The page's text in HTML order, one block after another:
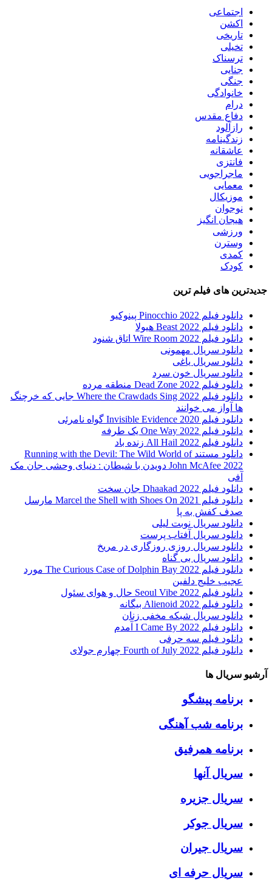
اجتماعی
اکشن
تاریخی
تخیلی
ترسناک
جنایی
جنگی
خانوادگی
درام
دفاع مقدس
رازآلود
زندگینامه
عاشقانه
فانتزی
ماجراجویی
معمایی
موزیکال
نوجوان
هیجان انگیز
ورزشی
وسترن
کمدی
کودک
جدیدترین های فیلم ترین
دانلود فیلم Pinocchio 2022 پینوکیو
دانلود فیلم Beast 2022 هیولا
دانلود فیلم Wire Room 2022 اتاق شنود
دانلود سریال مهمونی
دانلود سریال یاغی
دانلود سریال خون سرد
دانلود فیلم 2022 Dead Zone منطقه مرده
دانلود فیلم Where the Crawdads Sing 2022 جایی که خرچنگ
ها آواز می خوانند
دانلود فیلم 2020 Invisible Evidence گواه نامرئی
دانلود فیلم One Way 2022 یک طرفه
دانلود فیلم All Hail 2022 زنده باد
دانلود مستند Running with the Devil: The Wild World of
John McAfee 2022 دویدن با شیطان : دنیای وحشی جان مک
آفی
دانلود فیلم Dhaakad 2022 جان سخت
دانلود فیلم Marcel the Shell with Shoes On 2021 مارسل
صدف کفش به پا
دانلود سریال نوبت لیلی
دانلود سریال آفتاب پرست
دانلود سریال روزی روزگاری در مریخ
دانلود سریال بی گناه
دانلود فیلم The Curious Case of Dolphin Bay 2022 مورد
عجیب خلیج دلفین
دانلود فیلم Seoul Vibe 2022 حال و هوای سئول
دانلود فیلم Alienoid 2022 بیگانه
دانلود سریال شبکه مخفی زنان
دانلود فیلم I Came By 2022 آمدم
دانلود فیلم سه حرفی
دانلود فیلم Fourth of July 2022 چهارم جولای
آرشیو سریال ها
برنامه پیشگو
برنامه شب آهنگی
برنامه همرفیق
سریال آنها
سریال جزیره
سریال جوکر
سریال جیران
سریال حرفه ای